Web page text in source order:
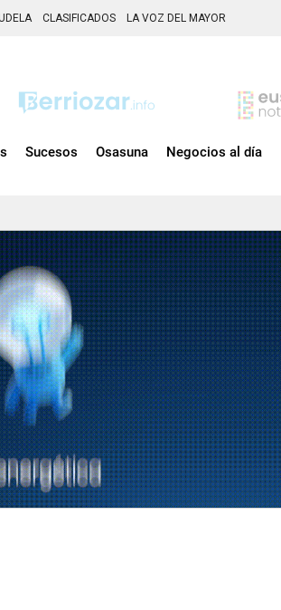
CLASIFICADOS LA VOZ DEL MAYOR
Sucesos Osasuna Negocios al día